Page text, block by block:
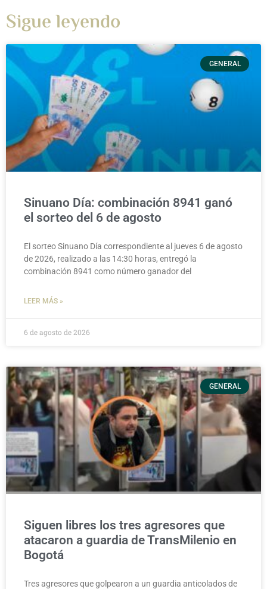
Sigue leyendo
GENERAL
Sinuano Día: combinación 8941 ganó
el sorteo del 6 de agosto
El sorteo Sinuano Día correspondiente al jueves 6 de agosto
de 2026, realizado a las 14:30 horas, entregó la
combinación 8941 como número ganador del
LEER MÁS »
6 de agosto de 2026
GENERAL
Siguen libres los tres agresores que
atacaron a guardia de TransMilenio en
Bogotá
Tres agresores que golpearon a un guardia anticolados de